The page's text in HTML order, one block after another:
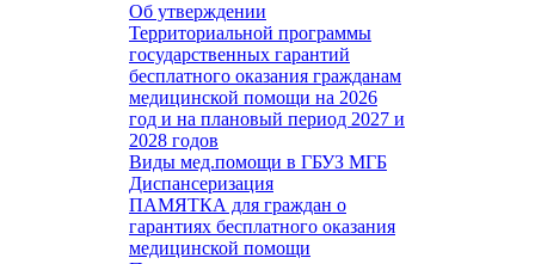
Об утверждении
Территориальной программы
государственных гарантий
бесплатного оказания гражданам
медицинской помощи на 2026
год и на плановый период 2027 и
2028 годов
Виды мед.помощи в ГБУЗ МГБ
Диспансеризация
ПАМЯТКА для граждан о
гарантиях бесплатного оказания
медицинской помощи